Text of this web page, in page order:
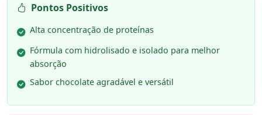
Pontos Positivos
Alta concentração de proteínas
Fórmula com hidrolisado e isolado para melhor
absorção
Sabor chocolate agradável e versátil